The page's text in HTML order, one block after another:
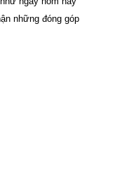
những đóng góp